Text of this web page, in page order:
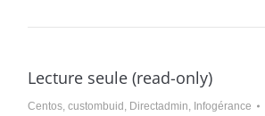
Lecture seule (read-only)
Centos ,custombuid Directadmin Infogérance